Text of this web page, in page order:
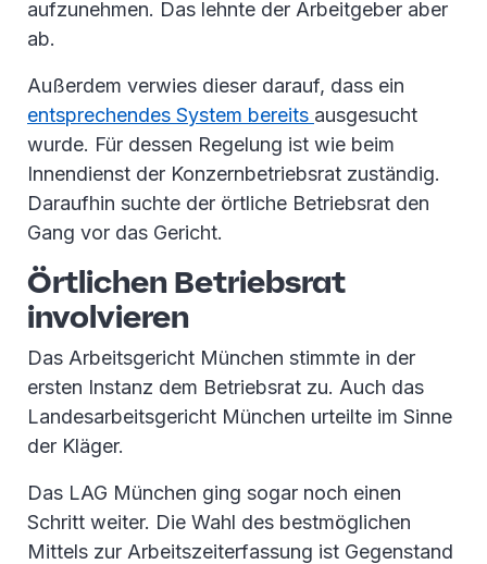
aufzunehmen. Das lehnte der Arbeitgeber aber
ab.
Außerdem verwies dieser darauf, dass ein
entsprechendes System bereits ausgesucht
wurde. Für dessen Regelung ist wie beim
Innendienst der Konzernbetriebsrat zuständig.
Daraufhin suchte der örtliche Betriebsrat den
Gang vor das Gericht.
Örtlichen Betriebsrat
involvieren
Das Arbeitsgericht München stimmte in der
ersten Instanz dem Betriebsrat zu. Auch das
Landesarbeitsgericht München urteilte im Sinne
der Kläger.
Das LAG München ging sogar noch einen
Schritt weiter. Die Wahl des bestmöglichen
Mittels zur Arbeitszeiterfassung ist Gegenstand